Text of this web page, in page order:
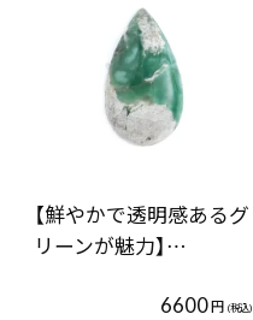
【鮮やかで透明感あるグ
リーンが魅力】…
6600円 (税込)